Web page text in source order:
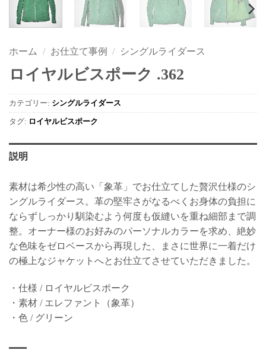
ホーム / お仕立て事例 / シングルライダース
ロイヤルビスポーク .362
カテゴリー: シングルライダース
タグ: ロイヤルビスポーク
説明
素材は希少性の高い「象革」でお仕立てした贅沢仕様のシ
ングルライダース。革の堅牢さがなるべくお身体の負担に
ならずしっかり馴染むよう何度も仮縫いを重ね細部まで調
整。オーナー様のお好みのパーソナルカラーを求め、絶妙
な色味をゼロベースから再現した、まさに世界に一着だけ
の極上なジャケットへとお仕立てさせていただきました。
・仕様 / ロイヤルビスポーク
・素材 / エレファント（象革）
・色 / グリーン